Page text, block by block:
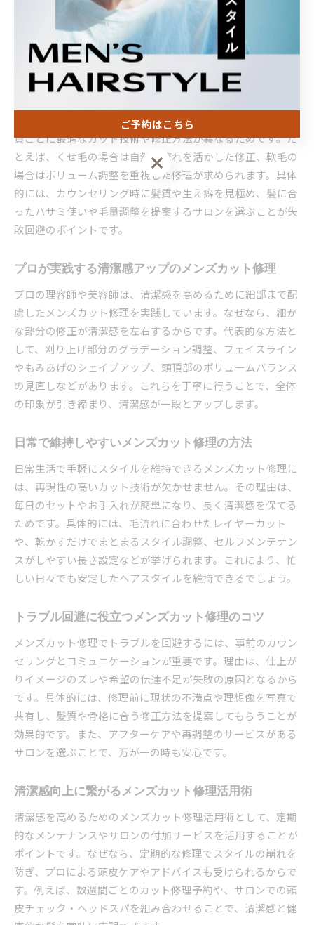
ため、サロン選びの際は修理対応の実績やカウンセリングの
丁寧さを重視しましょう。
髪質に合わせたメンズカット修理の重要性
きく左右します。理由は、直毛・くせ毛・軟毛・剛毛など髪
質ごとに最適なカット技術や修正方法が異なるためです。た
とえば、くせ毛の場合は自然な流れを活かした修正、軟毛の
場合はボリューム調整を重視した修理が求められます。具体
的には、カウンセリング時に髪質や生え癖を見極め、髪に合
ったハサミ使いや毛量調整を提案するサロンを選ぶことが失
敗回避のポイントです。
プロが実践する清潔感アップのメンズカット修理
プロの理容師や美容師は、清潔感を高めるために細部まで配
慮したメンズカット修理を実践しています。なぜなら、細か
な部分の修正が清潔感を左右するからです。代表的な方法と
して、刈り上げ部分のグラデーション調整、フェイスライン
やもみあげのシェイプアップ、頭頂部のボリュームバランス
の見直しなどがあります。これらを丁寧に行うことで、全体
の印象が引き締まり、清潔感が一段とアップします。
日常で維持しやすいメンズカット修理の方法
日常生活で手軽にスタイルを維持できるメンズカット修理に
は、再現性の高いカット技術が欠かせません。その理由は、
毎日のセットやお手入れが簡単になり、長く清潔感を保てる
ためです。具体的には、毛流れに合わせたレイヤーカット
や、乾かすだけでまとまるスタイル調整、セルフメンテナン
スがしやすい長さ設定などが挙げられます。これにより、忙
しい日々でも安定したヘアスタイルを維持できるでしょう。
トラブル回避に役立つメンズカット修理のコツ
メンズカット修理でトラブルを回避するには、事前のカウン
セリングとコミュニケーションが重要です。理由は、仕上が
りイメージのズレや希望の伝達不足が失敗の原因となるから
です。具体的には、修理前に現状の不満点や理想像を写真で
共有し、髪質や骨格に合う修正方法を提案してもらうことが
効果的です。また、アフターケアや再調整のサービスがある
サロンを選ぶことで、万が一の時も安心です。
清潔感向上に繋がるメンズカット修理活用術
清潔感を高めるためのメンズカット修理活用術として、定期
的なメンテナンスやサロンの付加サービスを活用することが
ポイントです。なぜなら、定期的な修理でスタイルの崩れを
防ぎ、プロによる頭皮ケアやアドバイスも受けられるからで
す。例えば、数週間ごとのカット修理予約や、サロンでの頭
皮チェック・ヘッドスパを組み合わせることで、清潔感と健
ご予約はこちら
ご予約はこちら